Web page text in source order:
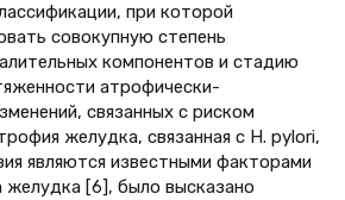
при которой
совокупную степень
компонентов и стадию
атрофически-
связанных с риском
желудка, связанная с H. pylori,
являются известными факторами
желудка [6], было высказано